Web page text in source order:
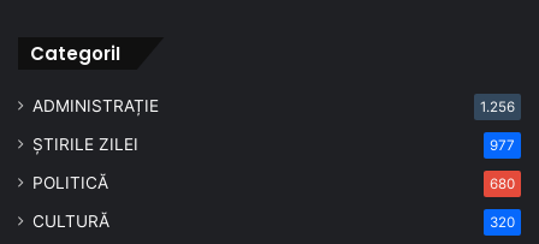
CategoriI
ADMINISTRAȚIE 1.256
ȘTIRILE ZILEI 977
POLITICĂ 680
CULTURĂ 320